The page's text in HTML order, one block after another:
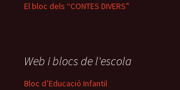
El bloc dels “CONTES DIVERS”
Web i blocs de l'escola
Bloc d’Educació Infantil